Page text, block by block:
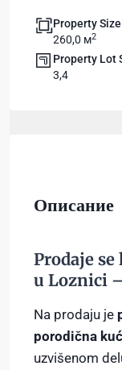
Property Size
260,0 м2
Property Lot
3,4
Описание
Prodaje
u Loznici
Na prodaju je
porodična
uzvišenom